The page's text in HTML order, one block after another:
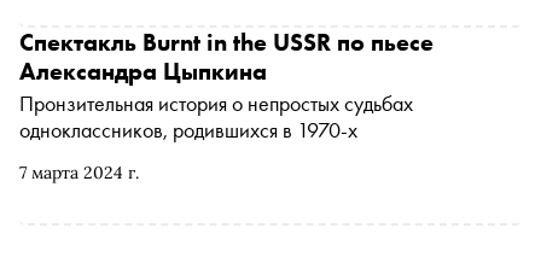
Григорием Артамоновым о процессе творчества,
современной прозе и работе с Цыпкиным
7 марта 2024 г.
Спектакль Burnt in the USSR по пьесе
Александра Цыпкина
Пронзительная история о непростых судьбах
одноклассников, родившихся в 1970-х